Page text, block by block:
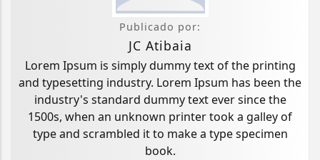
Publicado por:
JC Atibaia
Lorem Ipsum is simply dummy text of the printing
and typesetting industry. Lorem Ipsum has been the
industry's standard dummy text ever since the
1500s, when an unknown printer took a galley of
type and scrambled it to make a type specimen
book.